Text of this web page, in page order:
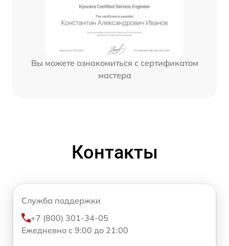
Вы можете ознакомиться с сертификатом
мастера
Контакты
Служба поддержки
+7 (800) 301-34-05
Ежедневно с 9:00 до 21:00